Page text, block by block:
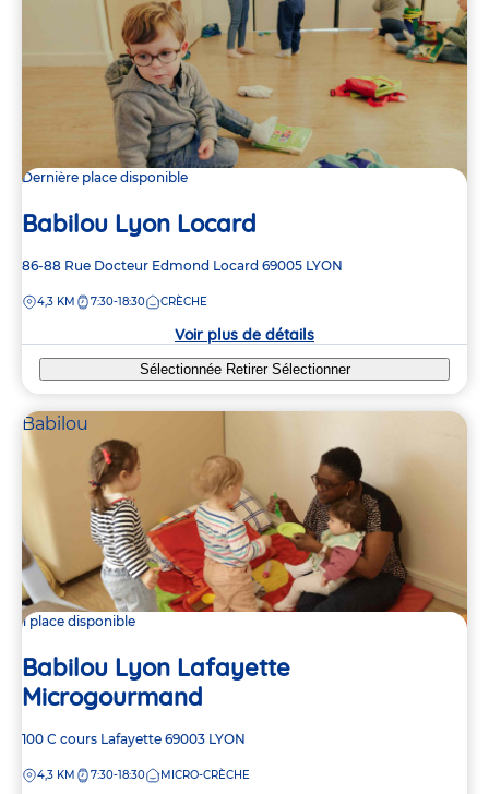
Dernière place disponible
Babilou Lyon Locard
Adresse
la
86-88 Rue Docteur Edmond Locard 69005 LYON
DISTANCE
4,3 KM 7:30-18:30 CRÈCHE
Voir plus de détails
Sélectionnée Retirer Sélectionner
Babilou
1 place disponible
Babilou Lyon Lafayette
Microgourmand
Adresse
la
100 C cours Lafayette 69003 LYON
DISTANCE
4,3 KM 7:30-18:30 MICRO-CRÈCHE